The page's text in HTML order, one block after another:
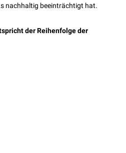
nachhaltig beeinträchtigt hat.
der Reihenfolge der